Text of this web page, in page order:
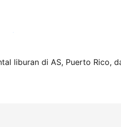
kami sekarang
liburan di AS, Puerto Rico,